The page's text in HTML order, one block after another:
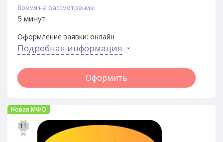
Время на рассмотрение:
5 минут
Оформление заявки: онлайн
Подробная информация
Оформить
Новая МФО
11